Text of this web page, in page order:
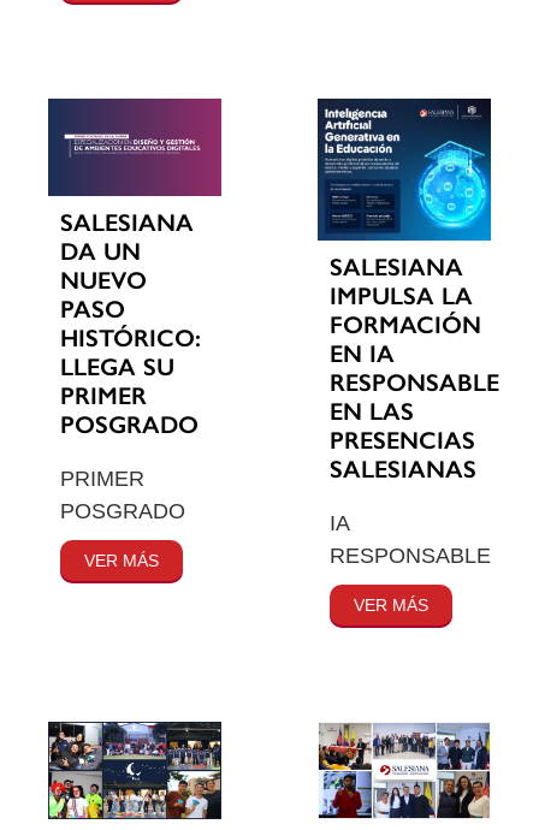
SALESIANA
DA UN
NUEVO
PASO
HISTÓRICO:
LLEGA SU
PRIMER
POSGRADO
PRIMER
POSGRADO
VER MÁS
SALESIANA
IMPULSA LA
FORMACIÓN
EN IA
RESPONSABLE
EN LAS
PRESENCIAS
SALESIANAS
IA
RESPONSABLE
VER MÁS